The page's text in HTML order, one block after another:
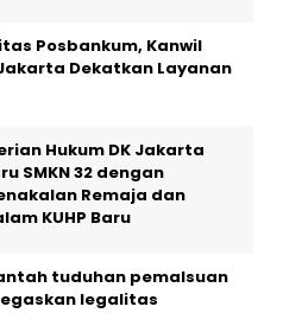
Posbankum, Kanwil
Dekatkan Layanan
Hukum DK Jakarta
SMKN 32 dengan
Remaja dan
KUHP Baru
tuduhan pemalsuan
legalitas